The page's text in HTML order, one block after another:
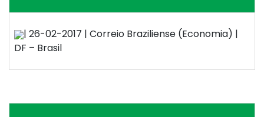
| 26-02-2017 | Correio Braziliense (Economia) |
DF – Brasil